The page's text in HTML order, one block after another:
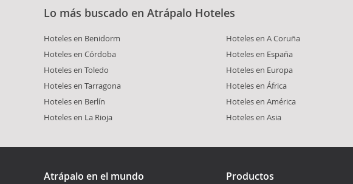
Lo más buscado en Atrápalo Hoteles
Hoteles en Benidorm
Hoteles en Córdoba
Hoteles en Toledo
Hoteles en Tarragona
Hoteles en Berlín
Hoteles en La Rioja
Hoteles en A Coruña
Hoteles en España
Hoteles en Europa
Hoteles en África
Hoteles en América
Hoteles en Asia
Atrápalo en el mundo Productos